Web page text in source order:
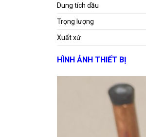
Dung tích dầu
Trọng lượng
Xuất xứ
HÌNH ẢNH THIẾT BỊ